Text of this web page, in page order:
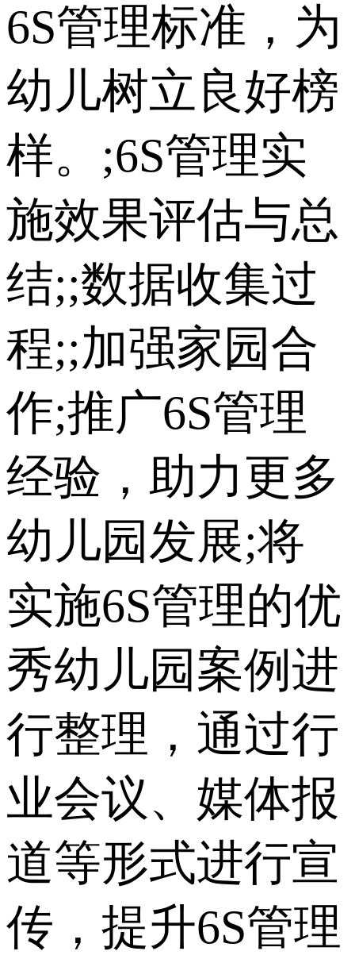
6S管理标准，为
幼儿树立良好榜
样。;6S管理实
施效果评估与总
结;;数据收集过
程;;加强家园合
作;推广6S管理
经验，助力更多
幼儿园发展;将
实施6S管理的优
秀幼儿园案例进
行整理，通过行
业会议、媒体报
道等形式进行宣
传，提升6S管理